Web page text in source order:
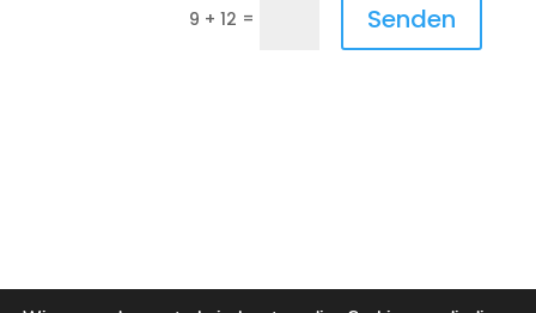
9 + 12 = Senden